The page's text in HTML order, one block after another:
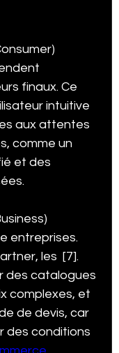
finaux. Ce
intuitive
aux attentes
comme un
et des
entreprises.
les  [7].
des catalogues
complexes, et
de devis, car
des conditions